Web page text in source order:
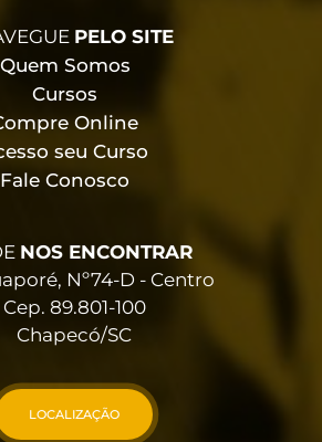
PELO SITE
Quem Somos
Cursos
Online
seu Curso
Fale Conosco
NOS ENCONTRAR
Nº74-D - Centro
Cep. 89.801-100
Chapecó/SC
LOCALIZAÇÃO